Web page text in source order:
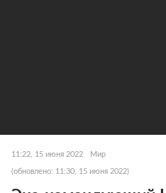
11:22, 15 июня 2022 Мир
(обновлено: 11:30, 15 июня 2022)